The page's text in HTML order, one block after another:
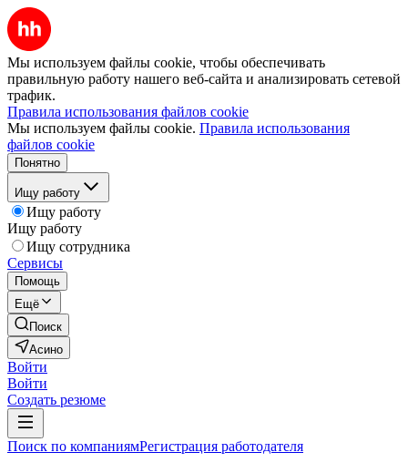
Мы используем файлы cookie, чтобы обеспечивать
правильную работу нашего веб-сайта и анализировать сетевой
трафик.
Правила использования файлов cookie
Мы используем файлы cookie. Правила использования
файлов cookie
Понятно
Ищу работу
Ищу работу
Ищу работу
Ищу сотрудника
Сервисы
Помощь
Ещё
Поиск
Асино
Войти
Войти
Создать резюме
Поиск по компаниямРегистрация работодателя